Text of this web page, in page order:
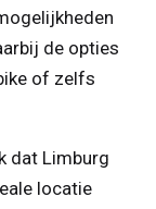
de opties
of zelfs
dat Limburg
locatie